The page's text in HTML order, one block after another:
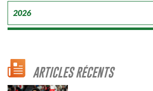
ARTICLES RÉCENTS